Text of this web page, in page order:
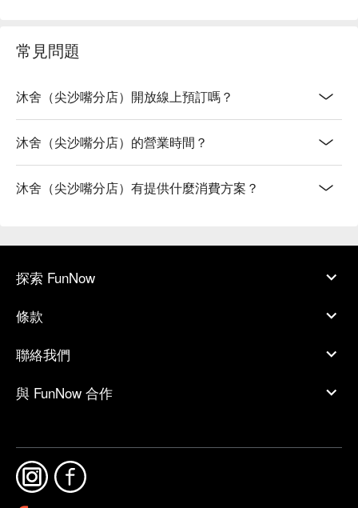
常見問題
沐舍（尖沙嘴分店）開放線上預訂嗎？
沐舍（尖沙嘴分店）的營業時間？
沐舍（尖沙嘴分店）有提供什麼消費方案？
探索 FunNow
條款
聯絡我們
與 FunNow 合作